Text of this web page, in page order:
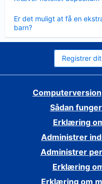
Er det muligt at få en
barn?
Registrer
Computerversion
Sådan
Erklæring
Administrer
Administrer
Erklæring
Erklæring om